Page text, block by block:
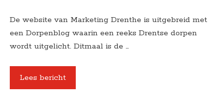
De website van Marketing Drenthe is uitgebreid met
een Dorpenblog waarin een reeks Drentse dorpen
wordt uitgelicht. Ditmaal is de …
Lees bericht